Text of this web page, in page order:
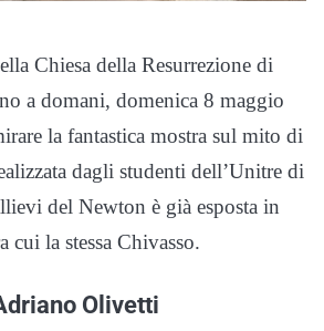
Chiesa della Resurrezione di
a domani, domenica 8 maggio
la fantastica mostra sul mito di
dagli studenti dell’Unitre di
del Newton è già esposta in
cui la stessa Chivasso.
Olivetti